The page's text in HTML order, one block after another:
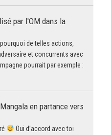
par l'OM dans la
de telles actions,
et concurrents avec
pourrait par exemple :
en partance vers
Oui d’accord avec toi